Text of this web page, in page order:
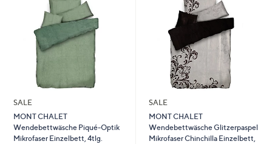
SALE
MONT CHALET
Wendebettwäsche Piqué-Optik
Mikrofaser Einzelbett, 4tlg.
SALE
MONT CHALET
Wendebettwäsche Glitzerpaspel
Mikrofaser Chinchilla Einzelbett,